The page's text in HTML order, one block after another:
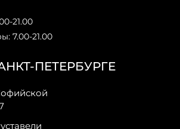
ПЕТЕРБУРГЕ
21.00
7.00-21.00